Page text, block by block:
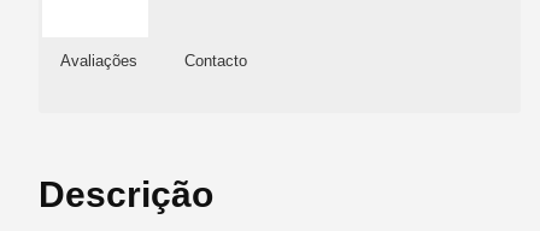
Avaliações Contacto
Descrição